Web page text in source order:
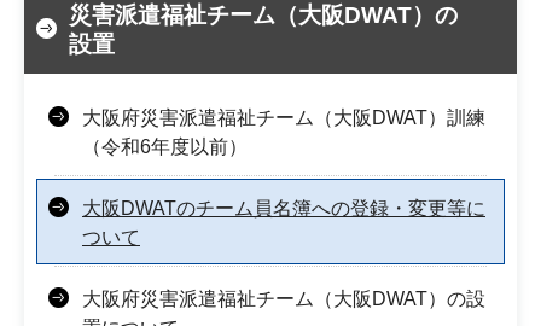
災害派遣福祉チーム（大阪DWAT）の
設置
大阪府災害派遣福祉チーム（大阪DWAT）訓練
（令和6年度以前）
大阪DWATのチーム員名簿への登録・変更等に
ついて
大阪府災害派遣福祉チーム（大阪DWAT）の設